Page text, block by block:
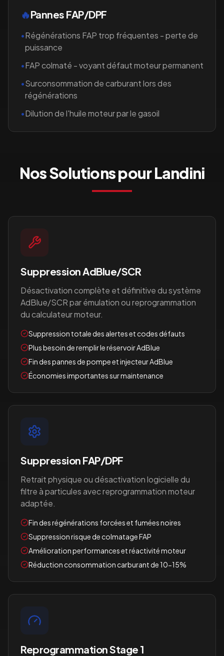
🔥Pannes FAP/DPF
•Régénérations FAP trop fréquentes - perte de
puissance
•FAP colmaté - voyant défaut moteur permanent
•Surconsommation de carburant lors des
régénérations
•Dilution de l'huile moteur par le gasoil
Nos Solutions pourLandini
Suppression AdBlue/SCR
Désactivation complète et définitive du système
AdBlue/SCR par émulation ou reprogrammation
du calculateur moteur.
Suppression totale des alertes et codes défauts
Plus besoin de remplir le réservoir AdBlue
Fin des pannes de pompe et injecteur AdBlue
Économies importantes sur maintenance
Suppression FAP/DPF
Retrait physique ou désactivation logicielle du
filtre à particules avec reprogrammation moteur
adaptée.
Fin des régénérations forcées et fumées noires
Suppression risque de colmatage FAP
Amélioration performances et réactivité moteur
Réduction consommation carburant de 10-15%
Reprogrammation Stage 1